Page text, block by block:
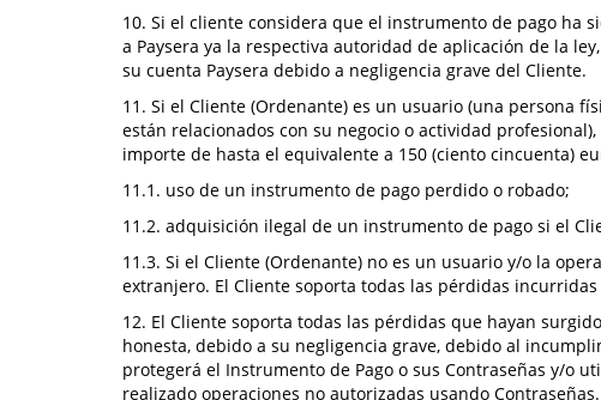
10. Si el cliente considera que el instrumento de pago ha
a Paysera ya la respectiva autoridad de aplicación de la
su cuenta Paysera debido a negligencia grave del Cliente.
11. Si el Cliente (Ordenante) es un usuario (una persona
están relacionados con su negocio o actividad
importe de hasta el equivalente a 150 (ciento cincuenta)
11.1. uso de un instrumento de pago perdido o robado;
11.2. adquisición ilegal de un instrumento de pago si el
11.3. Si el Cliente (Ordenante) no es un usuario y/o la
extranjero. El Cliente soporta todas las pérdidas
12. El Cliente soporta todas las pérdidas que hayan
honesta, debido a su negligencia grave, debido al
protegerá el Instrumento de Pago o sus Contraseñas y/o
realizado operaciones no autorizadas usando Contraseñas.